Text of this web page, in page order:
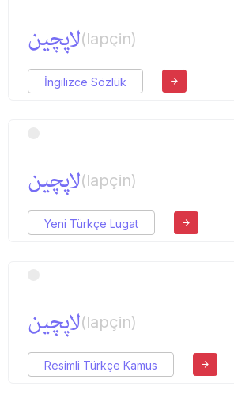
لاپچین(lapçin)
İngilizce Sözlük
لاپچین(lapçin)
Yeni Türkçe Lugat
لاپچین(lapçin)
Resimli Türkçe Kamus